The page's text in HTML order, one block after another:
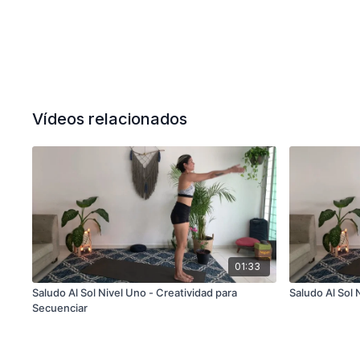
Vídeos relacionados
01:33
Saludo Al Sol Nivel Uno - Creatividad para
Secuenciar
Saludo Al Sol